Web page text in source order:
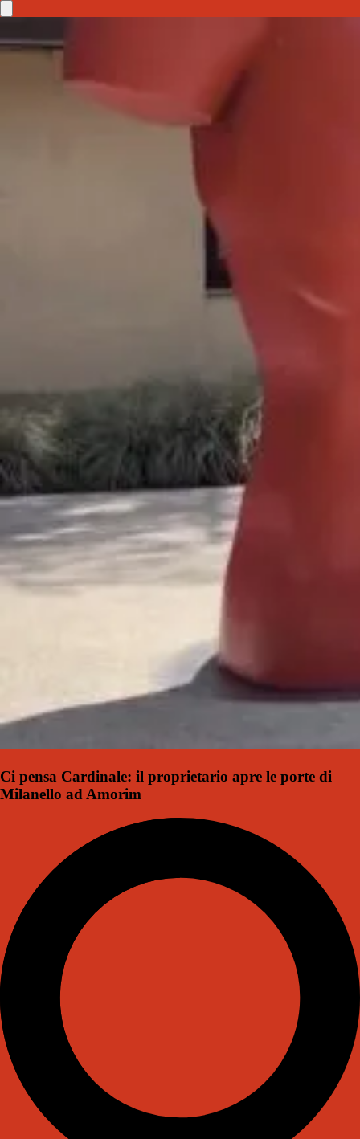
Ci pensa Cardinale: il proprietario apre le porte di
Milanello ad Amorim